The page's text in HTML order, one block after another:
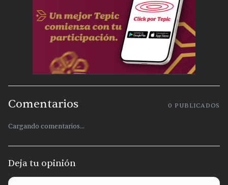
Comentarios 0 PUBLICADOS
Cargando comentarios...
Deja tu opinión